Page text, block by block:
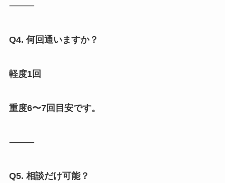
⸻
Q4. 何回通いますか？
軽度1回
重度6〜7回目安です。
⸻
Q5. 相談だけ可能？